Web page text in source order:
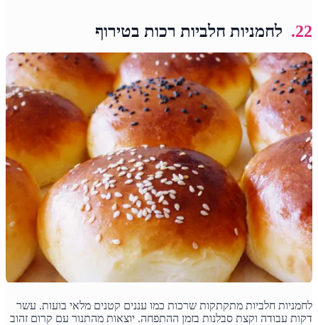
22. לחמניות חלביות רכות בטירוף
לחמניות חלביות מתקתקות שרכות כמו עננים קטנים מלאי בועות. עשר
דקות עבודה וקצת סבלנות בזמן ההתפחה. יוצאות מהתנור עם קרום זהוב